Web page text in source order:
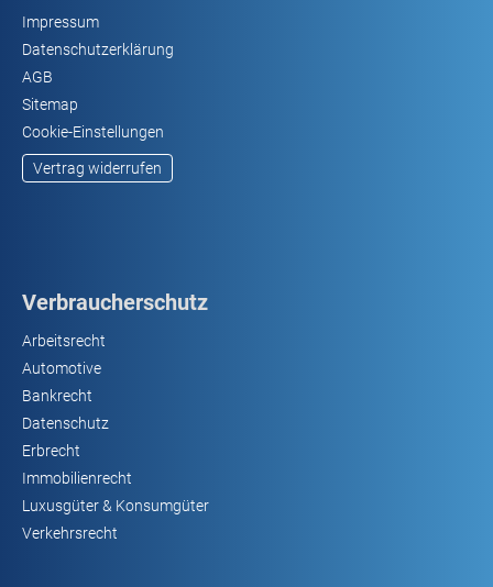
Impressum
Datenschutzerklärung
AGB
Sitemap
Cookie-Einstellungen
Vertrag widerrufen
Verbraucherschutz
Arbeitsrecht
Automotive
Bankrecht
Datenschutz
Erbrecht
Immobilienrecht
Luxusgüter & Konsumgüter
Verkehrsrecht